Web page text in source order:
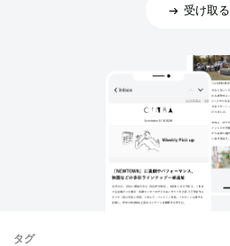
受け取る
タグ